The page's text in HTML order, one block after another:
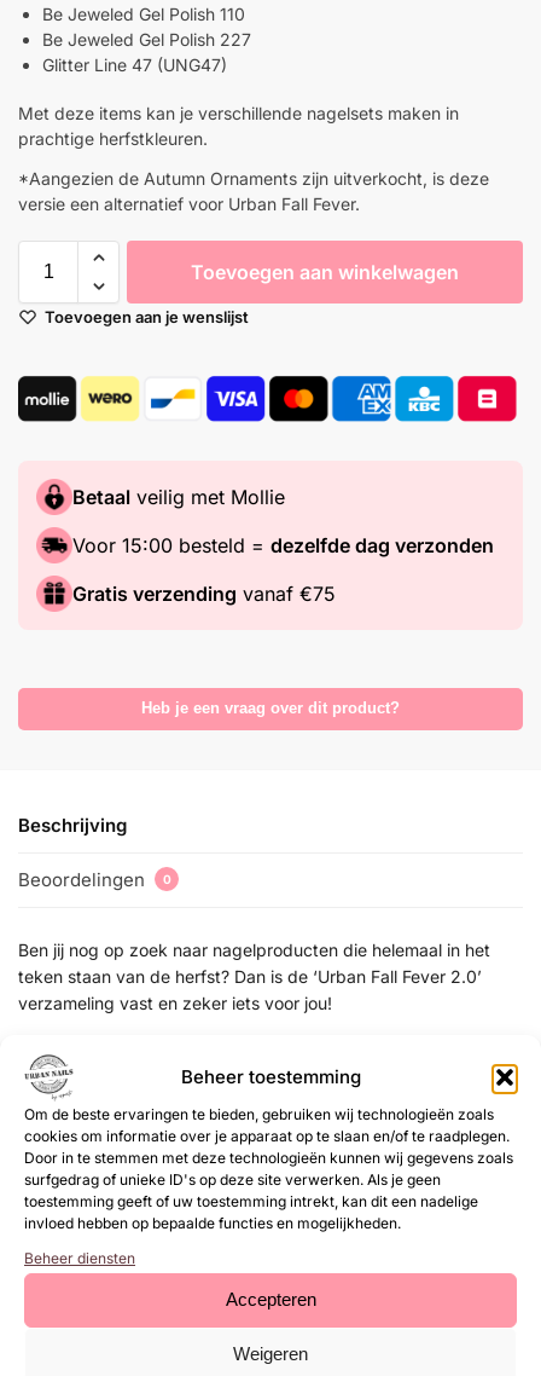
Beheer toestemming
Om de beste ervaringen te bieden, gebruiken wij technologieën zoals
cookies om informatie over je apparaat op te slaan en/of te raadplegen.
Door in te stemmen met deze technologieën kunnen wij gegevens zoals
surfgedrag of unieke ID's op deze site verwerken. Als je geen
toestemming geeft of uw toestemming intrekt, kan dit een nadelige
invloed hebben op bepaalde functies en mogelijkheden.
Beheer diensten
Accepteren
Weigeren
Be Jeweled Gel Polish 110
Be Jeweled Gel Polish 227
Glitter Line 47 (UNG47)
Met deze items kan je verschillende nagelsets maken in
prachtige herfstkleuren.
*Aangezien de Autumn Ornaments zijn uitverkocht, is deze
versie een alternatief voor Urban Fall Fever.
Toevoegen aan winkelwagen
Toevoegen aan je wenslijst
Betaal veilig met Mollie
Voor 15:00 besteld = dezelfde dag verzonden
Gratis verzending vanaf €75
Heb je een vraag over dit product?
Beschrijving
Beoordelingen 0
Ben jij nog op zoek naar nagelproducten die helemaal in het
teken staan van de herfst? Dan is de ‘Urban Fall Fever 2.0’
verzameling vast en zeker iets voor jou!
Wat zit er in deze verzameling?
Be Jeweled Gel Polish 98
Be Jeweled Gel Polish 110
Be Jeweled Gel Polish 227
Glitter Line 47 (UNG47)
Met deze items kan je verschillende nagelsets maken in
prachtige herfstkleuren.
*Aangezien de Autumn Ornaments zijn uitverkocht, is deze